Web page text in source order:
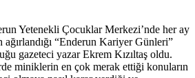
Yetenekli Çocuklar Merkezi’nde her ay
ağırlandığı “Enderun Kariyer Günleri”
gazeteci yazar Ekrem Kızıltaş oldu.
miniklerin en çok merak ettiği konuların